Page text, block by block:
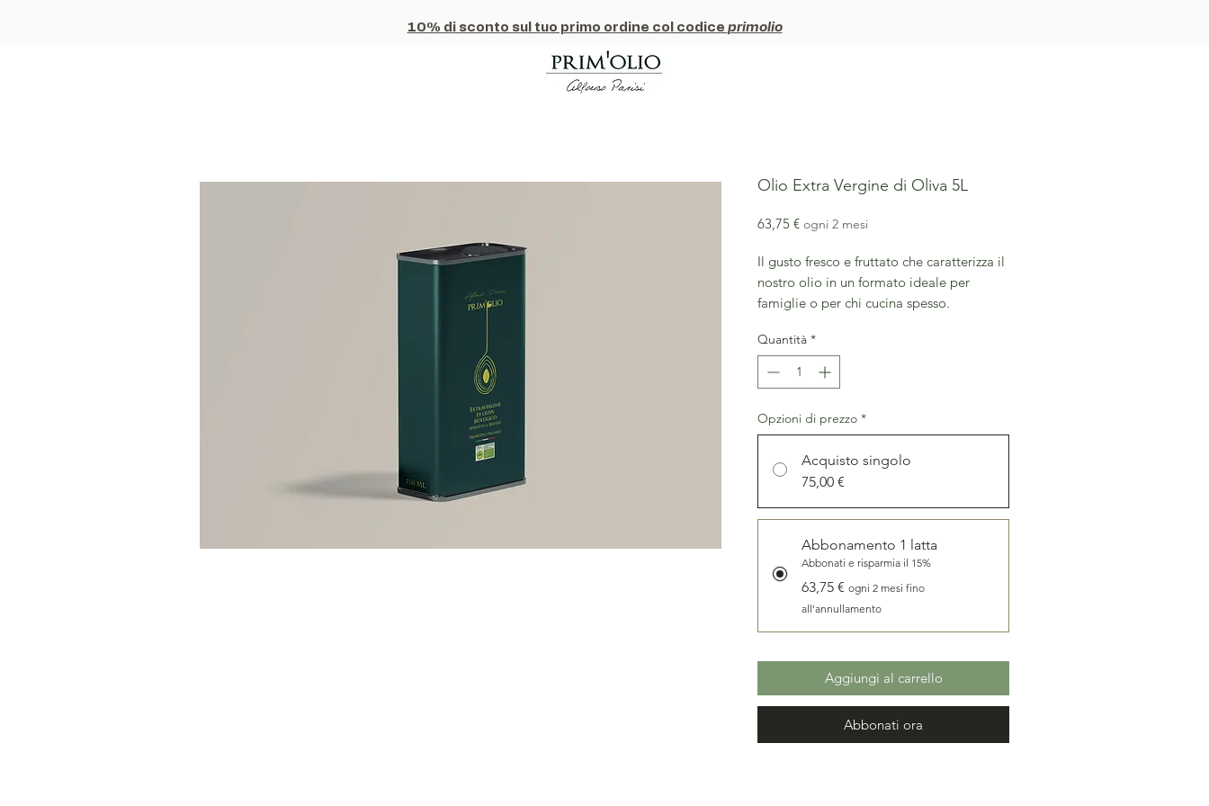
10% di sconto sul tuo primo ordine col codice primolio
Olio Extra Vergine di Oliva 5L
63,75 €Prezzo
ogni 2 mesi
Il gusto fresco e fruttato che caratterizza il
nostro olio in un formato ideale per
famiglie o per chi cucina spesso.
verdure, mantiene profumi e qualità
anche in formati grandi.
Quantità *
Opzioni di prezzo *
Acquisto singolo
75,00 €
Abbonamento 1 latta
Abbonati e risparmia il 15%
63,75 € ogni 2 mesi fino
all'annullamento
Aggiungi al carrello
Abbonati ora